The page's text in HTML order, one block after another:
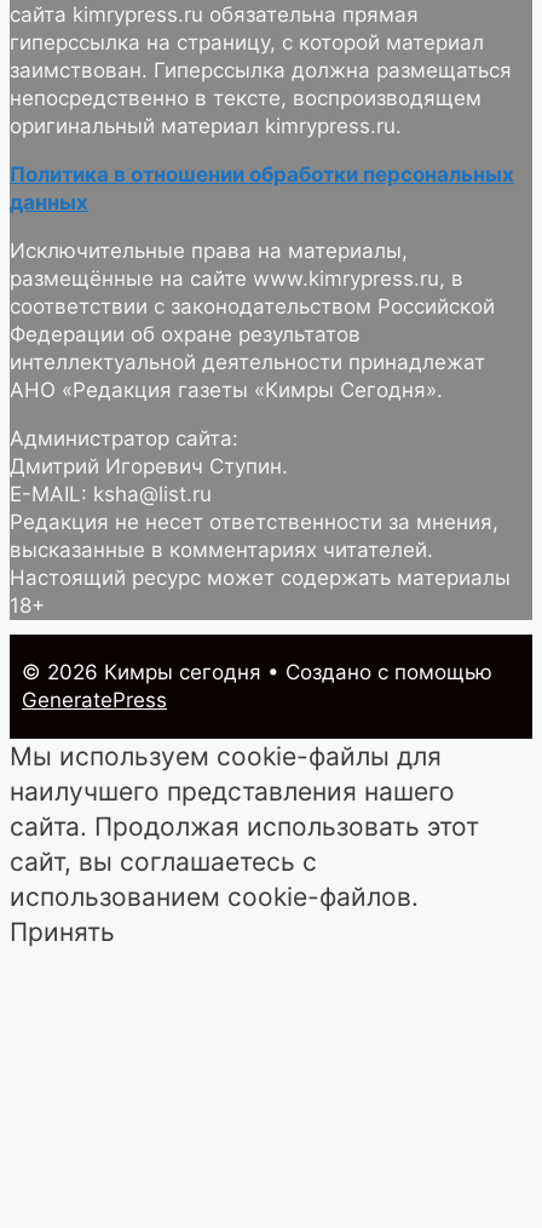
сайта kimrypress.ru обязательна прямая
гиперссылка на страницу, с которой материал
заимствован. Гиперссылка должна размещаться
непосредственно в тексте, воспроизводящем
оригинальный материал kimrypress.ru.
Политика в отношении обработки персональных
данных
Исключительные права на материалы,
размещённые на сайте www.kimrypress.ru, в
соответствии с законодательством Российской
Федерации об охране результатов
интеллектуальной деятельности принадлежат
АНО «Редакция газеты «Кимры Сегодня».
Администратор сайта:
Дмитрий Игоревич Ступин.
E-MAIL: ksha@list.ru
Редакция не несет ответственности за мнения,
высказанные в комментариях читателей.
Настоящий ресурс может содержать материалы
18+
© 2026 Кимры cегодня • Создано с помощью
GeneratePress
Мы используем cookie-файлы для
наилучшего представления нашего
сайта. Продолжая использовать этот
сайт, вы соглашаетесь с
использованием cookie-файлов.
Принять